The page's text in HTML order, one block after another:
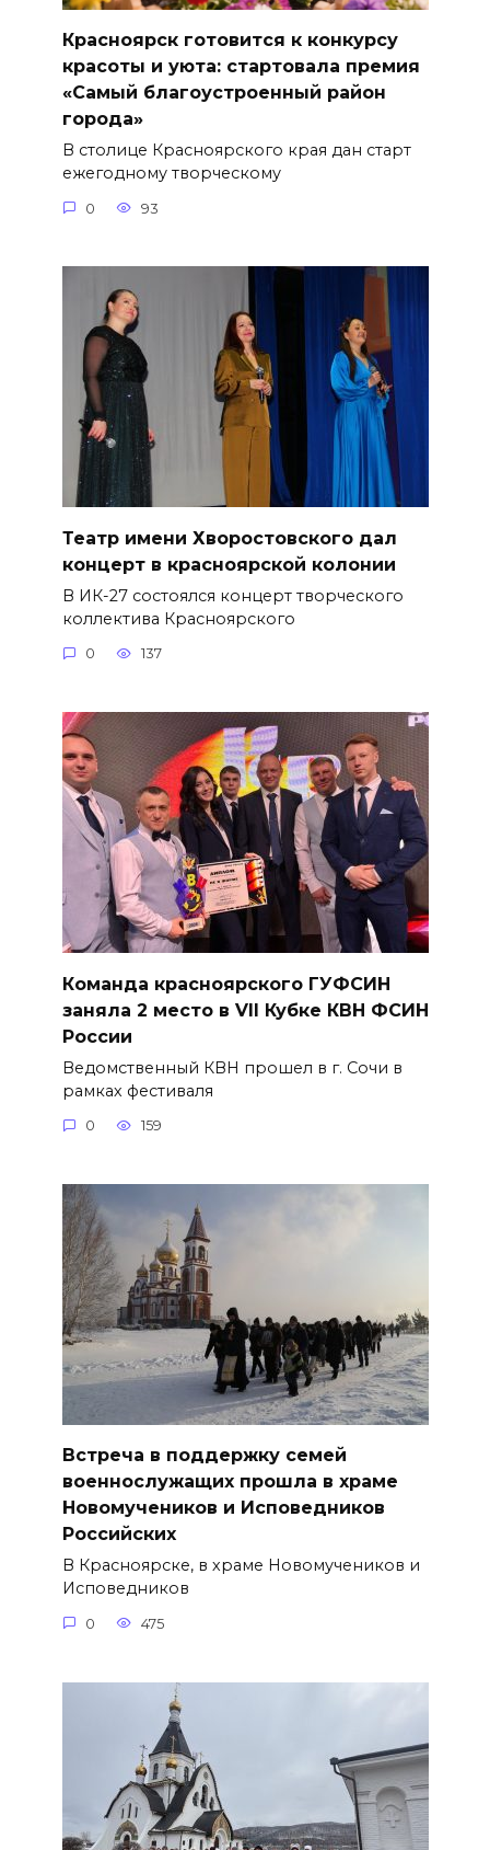
Красноярск готовится к конкурсу
красоты и уюта: стартовала премия
«Самый благоустроенный район
города»
В столице Красноярского края дан старт
ежегодному творческому
0 93
Театр имени Хворостовского дал
концерт в красноярской колонии
В ИК-27 состоялся концерт творческого
коллектива Красноярского
0 137
Команда красноярского ГУФСИН
заняла 2 место в VII Кубке КВН ФСИН
России
Ведомственный КВН прошел в г. Сочи в
рамках фестиваля
0 159
Встреча в поддержку семей
военнослужащих прошла в храме
Новомучеников и Исповедников
Российских
В Красноярске, в храме Новомучеников и
Исповедников
0 475